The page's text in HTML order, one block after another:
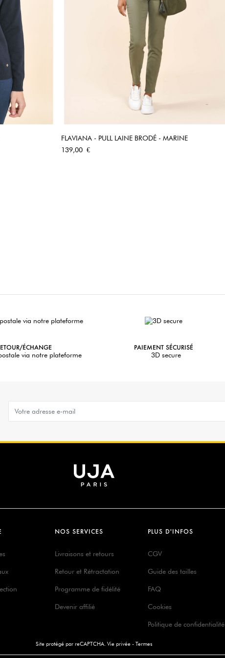
FLAVIANA - PULL LAINE BRODÉ - MARINE
Prix
139,00 €
ÉCHANGE
via notre plateforme
PAIEMENT SÉCURISÉ
3D secure
NOS SERVICES
Livraisons et retours
Retour et Rétractation
Programme de fidélité
Devenir affilié
PLUS D'INFOS
CGV
Guide des tailles
FAQ
Cookies
Politique de confidentialité
Site protégé par reCAPTCHA. Vie privée - Termes